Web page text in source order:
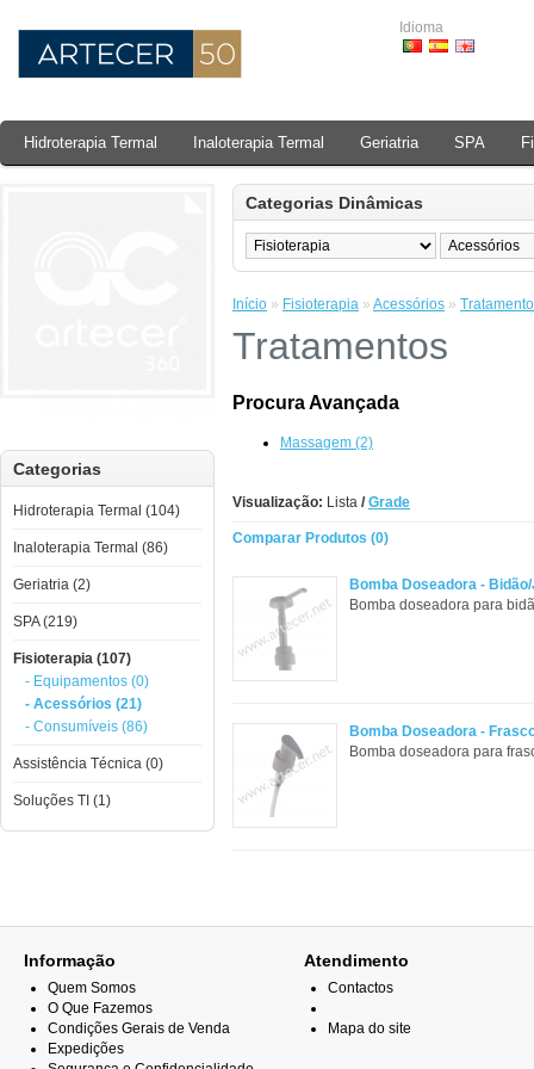
Idioma
Hidroterapia Termal Inaloterapia Termal Geriatria SPA
Categorias
Hidroterapia Termal (104)
Inaloterapia Termal (86)
Geriatria (2)
SPA (219)
Fisioterapia (107)
- Equipamentos (0)
- Acessórios (21)
- Consumíveis (86)
Assistência Técnica (0)
Soluções TI (1)
Categorias Dinâmicas
Início » Fisioterapia » Acessórios »
Tratamentos
Procura Avançada
Massagem (2)
Visualização: Lista / Grade
Comparar Produtos (0)
Bomba Doseadora -
Bomba doseadora para
Bomba Doseadora -
Bomba doseadora para
Informação
Quem Somos
O Que Fazemos
Condições Gerais de Venda
Expedições
Atendimento
Contactos
Mapa do site